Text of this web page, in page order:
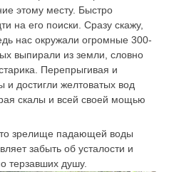
этому месту. Быстро
на его поиски. Сразу скажу,
нас окружали огромные 300-
выпирали из земли, словно
Перепрыгивая и
и достигли желтоватых вод
скалы и всей своей мощью
зрелище падающей воды
забыть об усталости и
терзавших душу.